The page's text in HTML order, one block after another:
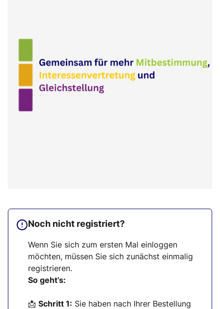
Noch nicht registriert?
Wenn Sie sich zum ersten Mal einloggen
möchten, müssen Sie sich zunächst einmalig
registrieren.
So geht’s:
📩 Schritt 1: Sie haben nach Ihrer Bestellung